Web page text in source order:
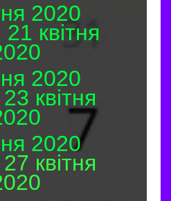
2020
21 квітня
2020
23 квітня
2020
27 квітня